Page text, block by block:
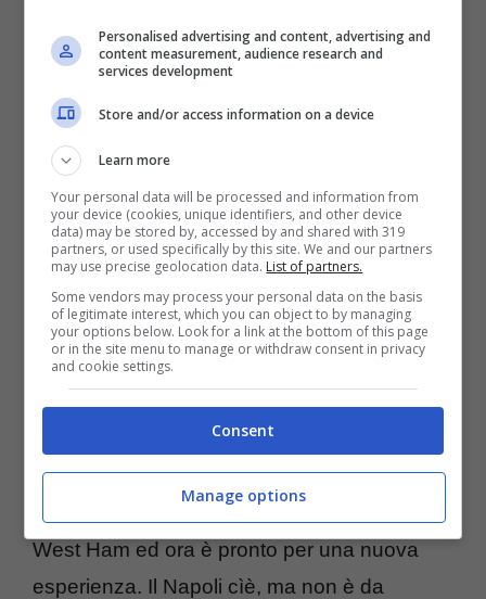
dalla Premier League
Il Napoli pensa al presente ma anche al
mercato di giugno dove arriverà molto
probabilmente un nuovo tecnico e probabili
nuovi rinforzi. Gli azzurri – come ormai fanno
un pò tutte le big italiane – guardano molto
alla situazione contrattuale dei calciatori e ha
messo nel mirino un possibile affare low cost:
non si tratta di un parametro zero, ma di un
calciatore in scadenza nel 2025, ovvero il
centrocampista di proprietà del West Ham
Pablo Fornals.Il calciatore spagnolo ha
dato il meglio di sè tra Villarreal e appunto
West Ham ed ora è pronto per una nuova
esperienza. Il Napoli cìè, ma non è da
Personalised advertising and content, advertising and
content measurement, audience research and
services development
Store and/or access information on a device
Learn more
Your personal data will be processed and information from
your device (cookies, unique identifiers, and other device
data) may be stored by, accessed by and shared with 319
partners, or used specifically by this site. We and our partners
may use precise geolocation data. List of partners.
Some vendors may process your personal data on the basis
of legitimate interest, which you can object to by managing
your options below. Look for a link at the bottom of this page
or in the site menu to manage or withdraw consent in privacy
and cookie settings.
Consent
Manage options